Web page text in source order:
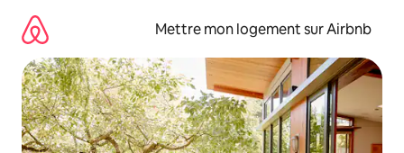
directement
contenu
Mettre mon logement sur Airbnb